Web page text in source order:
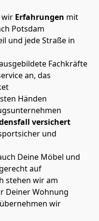
wir Erfahrungen mit
Potsdam
und jede Straße in
Fachkräfte
an, das
Händen
versichert
und
Deine Möbel und
auf
stehen wir am
Deiner Wohnung
wir